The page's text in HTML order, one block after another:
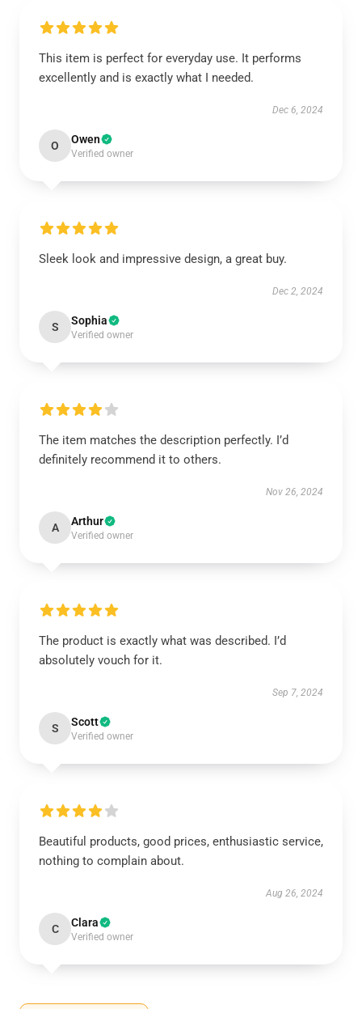
This item is perfect for everyday use. It performs
excellently and is exactly what I needed.
Dec 6, 2024
O Owen
Verified owner
Sleek look and impressive design, a great buy.
Dec 2, 2024
S Sophia
Verified owner
The item matches the description perfectly. I’d
definitely recommend it to others.
Nov 26, 2024
A Arthur
Verified owner
The product is exactly what was described. I’d
absolutely vouch for it.
Sep 7, 2024
S Scott
Verified owner
Beautiful products, good prices, enthusiastic service,
nothing to complain about.
Aug 26, 2024
C Clara
Verified owner